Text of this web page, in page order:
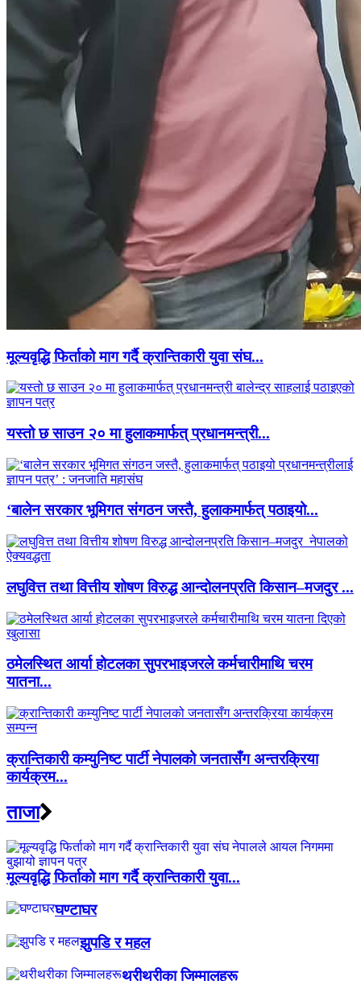
मूल्यवृद्धि फिर्ताको माग गर्दै क्रान्तिकारी युवा संघ...
यस्तो छ साउन २० मा हुलाकमार्फत् प्रधानमन्त्री...
‘बालेन सरकार भूमिगत संगठन जस्तै, हुलाकमार्फत् पठाइयो...
लघुवित्त तथा वित्तीय शोषण विरुद्ध आन्दोलनप्रति किसान–मजदुर ...
ठमेलस्थित आर्या होटलका सुपरभाइजरले कर्मचारीमाथि चरम
यातना...
क्रान्तिकारी कम्युनिष्ट पार्टी नेपालको जनतासँग अन्तरक्रिया
कार्यक्रम...
ताजा
मूल्यवृद्धि फिर्ताको माग गर्दै क्रान्तिकारी युवा...
घण्टाघर
झुपडि र महल
थरीथरीका जिम्मालहरू